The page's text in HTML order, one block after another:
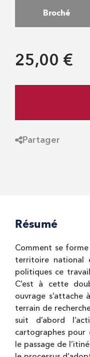
Broché
25,00 €
Partager
Résumé
Comment se
territoire national
politiques ce
C’est à cette
ouvrage s’attache
terrain de
suit d’abord
cartographes pour
le passage de